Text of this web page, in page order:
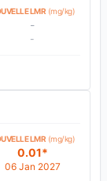
LMR (mg/kg)
-
-
LMR (mg/kg)
0.01*
06 Jan 2027